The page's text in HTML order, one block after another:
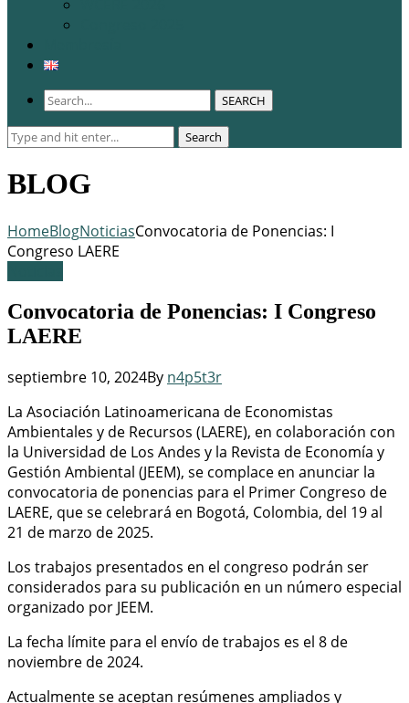
SEARCH
Search
Search
BLOG
HomeBlogNoticiasConvocatoria de Ponencias: I
Congreso LAERE
Convocatoria de Ponencias: I Congreso
LAERE
septiembre 10, 2024By n4p5t3r
La Asociación Latinoamericana de Economistas
Ambientales y de Recursos (LAERE), en colaboración con
la Universidad de Los Andes y la Revista de Economía y
Gestión Ambiental (JEEM), se complace en anunciar la
convocatoria de ponencias para el Primer Congreso de
LAERE, que se celebrará en Bogotá, Colombia, del 19 al
21 de marzo de 2025.
Los trabajos presentados en el congreso podrán ser
considerados para su publicación en un número especial
organizado por JEEM.
La fecha límite para el envío de trabajos es el 8 de
noviembre de 2024.
Actualmente se aceptan resúmenes ampliados y